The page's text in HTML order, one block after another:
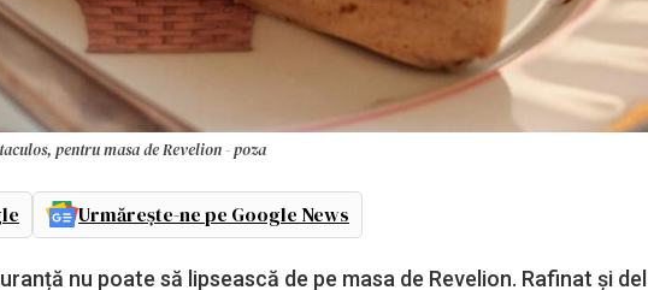
pentru masa de Revelion - poza
Urmărește-ne pe Google News
nu poate să lipsească de pe masa de Revelion. Rafinat și